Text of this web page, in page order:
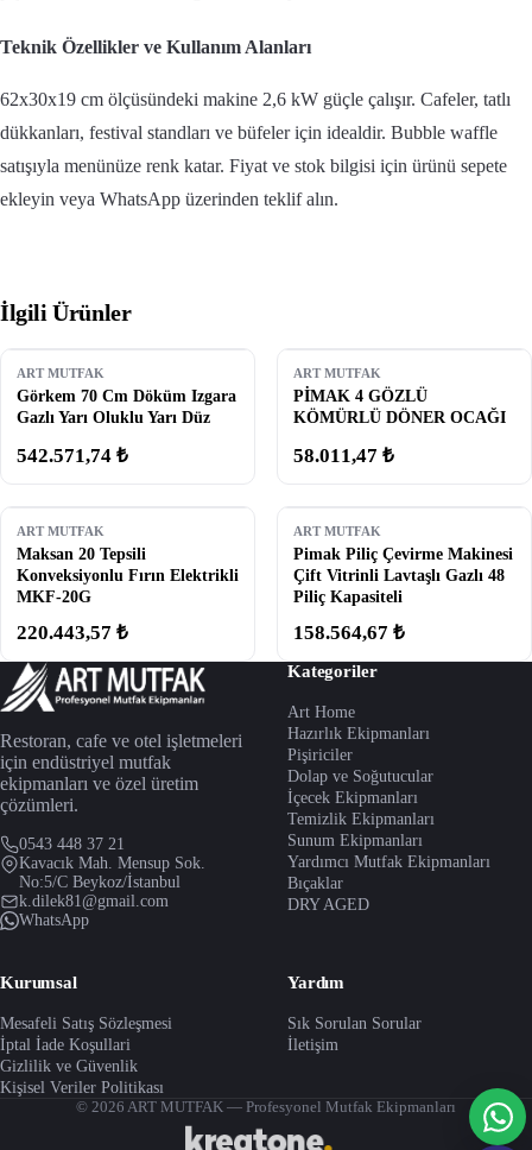
Teknik Özellikler ve Kullanım Alanları
62x30x19 cm ölçüsündeki makine 2,6 kW güçle çalışır. Cafeler, tatlı
dükkanları, festival standları ve büfeler için idealdir. Bubble waffle
satışıyla menünüze renk katar. Fiyat ve stok bilgisi için ürünü sepete
ekleyin veya WhatsApp üzerinden teklif alın.
İlgili Ürünler
ART MUTFAK
Görkem 70 Cm Döküm Izgara
Gazlı Yarı Oluklu Yarı Düz
542.571,74 ₺
ART MUTFAK
PİMAK 4 GÖZLÜ
KÖMÜRLÜ DÖNER OCAĞI
58.011,47 ₺
ART MUTFAK
Maksan 20 Tepsili
Konveksiyonlu Fırın Elektrikli
MKF-20G
220.443,57 ₺
ART MUTFAK
Pimak Piliç Çevirme Makinesi
Çift Vitrinli Lavtaşlı Gazlı 48
Piliç Kapasiteli
158.564,67 ₺
Restoran, cafe ve otel işletmeleri
için endüstriyel mutfak
ekipmanları ve özel üretim
çözümleri.
0543 448 37 21
Kavacık Mah. Mensup Sok.
No:5/C Beykoz/İstanbul
k.dilek81@gmail.com
WhatsApp
Kategoriler
Art Home
Hazırlık Ekipmanları
Pişiriciler
Dolap ve Soğutucular
İçecek Ekipmanları
Temizlik Ekipmanları
Sunum Ekipmanları
Yardımcı Mutfak Ekipmanları
Bıçaklar
DRY AGED
Kurumsal
Mesafeli Satış Sözleşmesi
İptal İade Koşullari
Gizlilik ve Güvenlik
Kişisel Veriler Politikası
Yardım
Sık Sorulan Sorular
İletişim
© 2026 ART MUTFAK — Profesyonel Mutfak Ekipmanları